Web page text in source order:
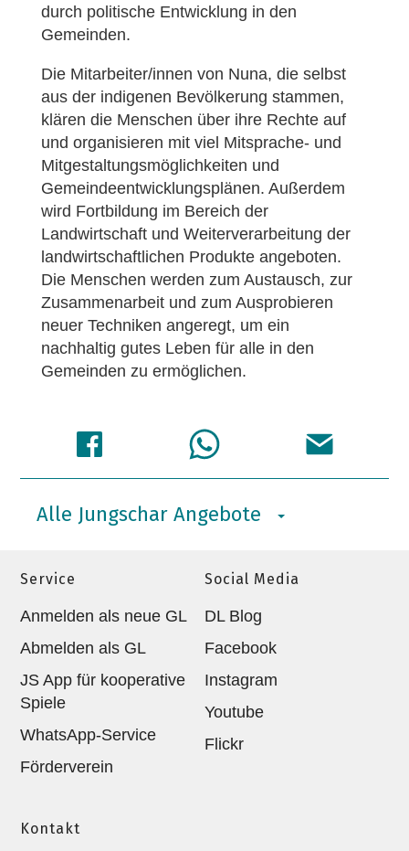
durch politische Entwicklung in den
Gemeinden.
Die Mitarbeiter/innen von Nuna, die selbst
aus der indigenen Bevölkerung stammen,
klären die Menschen über ihre Rechte auf
und organisieren mit viel Mitsprache- und
Mitgestaltungsmöglichkeiten und
Gemeindeentwicklungsplänen. Außerdem
wird Fortbildung im Bereich der
Landwirtschaft und Weiterverarbeitung der
landwirtschaftlichen Produkte angeboten.
Die Menschen werden zum Austausch, zur
Zusammenarbeit und zum Ausprobieren
neuer Techniken angeregt, um ein
nachhaltig gutes Leben für alle in den
Gemeinden zu ermöglichen.
Alle Jungschar Angebote
Service
Anmelden als neue GL
Abmelden als GL
JS App für kooperative
Spiele
WhatsApp-Service
Förderverein
Social Media
DL Blog
Facebook
Instagram
Youtube
Flickr
Kontakt